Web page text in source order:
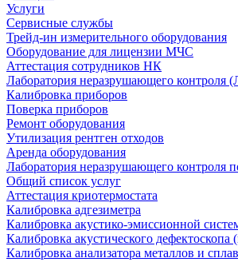
Услуги
Сервисные службы
Трейд-ин измерительного оборудования
Оборудование для лицензии МЧС
Аттестация сотрудников НК
Лаборатория неразрушающего контроля
Калибровка приборов
Поверка приборов
Ремонт оборудования
Утилизация рентген отходов
Аренда оборудования
Лаборатория неразрушающего контроля
Общий список услуг
Аттестация криотермостата
Калибровка адгезиметра
Калибровка акустико-эмиссионной
Калибровка акустического дефектоскопа
Калибровка анализатора металлов и